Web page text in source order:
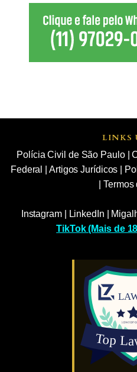
LINKS
Polícia Civil de São Paulo|
Federal
Artigos Jurídicos
|Termos
Instagram| LinkedIn
TikTok (Mais de